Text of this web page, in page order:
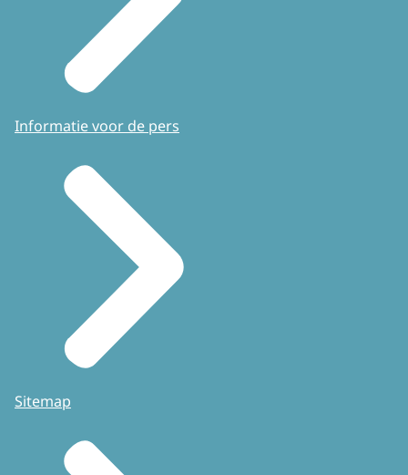
Informatie voor de pers
Sitemap